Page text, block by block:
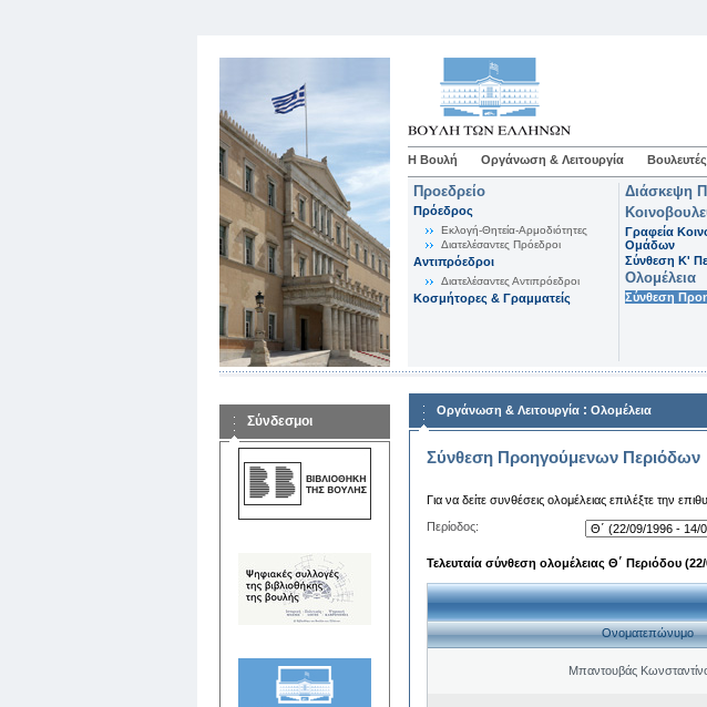
Η Βουλή Οργάνωση & Λειτουργία Βουλευτές
Προεδρείο
Πρόεδρος
Εκλογή-Θητεία-Αρμοδιότητες
Διατελέσαντες Πρόεδροι
Αντιπρόεδροι
Διατελέσαντες Αντιπρόεδροι
Κοσμήτορες & Γραμματείς
Διάσκεψη
Γραφεία
Ομάδων
Σύνθεση K'
Ολομέλεια
Σύνθεση
Σύνδεσμοι
Οργάνωση & Λειτουργία : Ολομέλεια
Σύνθεση Προηγούμενων Περιόδων
Για να δείτε συνθέσεις ολομέλειας επιλέξτε την
Περίοδος:
Τελευταία σύνθεση ολομέλειας Θ΄ Περιόδου
Ονοματεπώνυμο
Μπαντουβάς